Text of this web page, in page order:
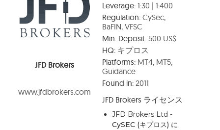
トレーダーのお問い合わせ
無料口座を開設
JFD Brokers
www.jfdbrokers.com
Leverage:1:30 | 1:400
Regulation:CySec,
BaFIN, VFSC
Min. Deposit:500 US$
HQ:キプロス
Platforms:MT4, MT5,
Guidance
Found in:2011
JFD Brokers ライセンス
JFD Brokers Ltd -
CySEC (キプロス) に